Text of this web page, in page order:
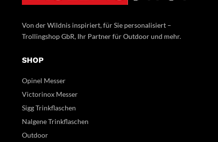
Von der Wildnis inspiriert, für Sie personalisiert –
Trollingshop GbR, Ihr Partner für Outdoor und mehr.
SHOP
Opinel Messer
Victorinox Messer
Sigg Trinkflaschen
Nalgene Trinkflaschen
Outdoor